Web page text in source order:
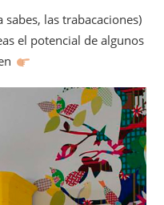
las trabacaciones)
el potencial de algunos